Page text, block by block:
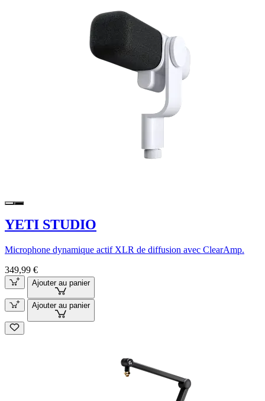
YETI STUDIO
Microphone dynamique actif XLR de diffusion avec ClearAmp.
349,99 €
Ajouter au panier
Ajouter au panier